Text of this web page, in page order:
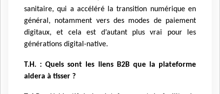
sanitaire, qui a accéléré la transition numérique en
général, notamment vers des modes de paiement
digitaux, et cela est d’autant plus vrai pour les
générations digital-native.
T.H. : Quels sont les liens B2B que la plateforme
aidera à tisser ?